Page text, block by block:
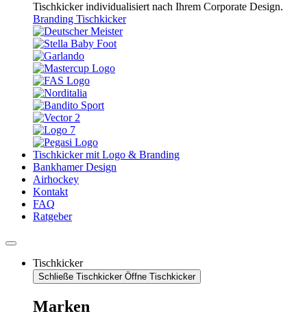
Tischkicker individualisiert nach Ihrem Corporate Design.
Branding Tischkicker
Tischkicker mit Logo & Branding
Bankhamer Design
Airhockey
Kontakt
FAQ
Ratgeber
Tischkicker
Schließe Tischkicker Öffne Tischkicker
Marken